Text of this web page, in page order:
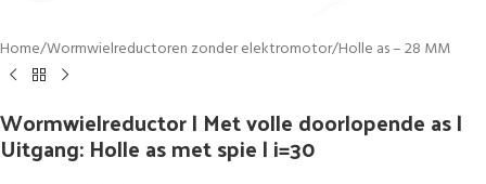
Home/Wormwielreductoren zonder elektromotor/Holle as – 28 MM
Wormwielreductor | Met volle doorlopende as |
Uitgang: Holle as met spie | i=30